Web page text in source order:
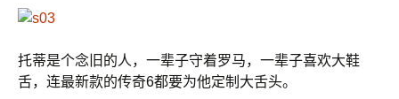
托蒂是个念旧的人，一辈子守着罗马，一辈子喜欢大鞋
舌，连最新款的传奇6都要为他定制大舌头。